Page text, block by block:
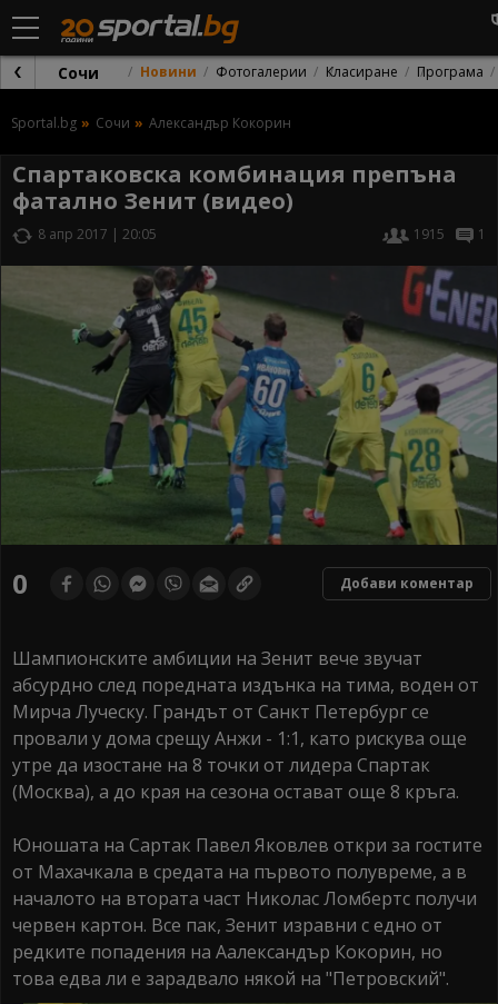
Сочи Новини Фотогалерии Класиране Програма
Sportal.bg Сочи Александър Кокорин
Спартаковска комбинация препъна
фатално Зенит (видео)
8 апр 2017 | 20:05 1915 1
0 Добави коментар
Шампионските амбиции на Зенит вече звучат
абсурдно след поредната издънка на тима, воден от
Мирча Луческу. Грандът от Санкт Петербург се
провали у дома срещу Анжи - 1:1, като рискува още
утре да изостане на 8 точки от лидера Спартак
(Москва), а до края на сезона остават още 8 кръга.
Юношата на Сартак Павел Яковлев откри за гостите
от Махачкала в средата на първото полувреме, а в
началото на втората част Николас Ломбертс получи
червен картон. Все пак, Зенит изравни с едно от
редките попадения на Аалександър Кокорин, но
това едва ли е зарадвало някой на "Петровский".